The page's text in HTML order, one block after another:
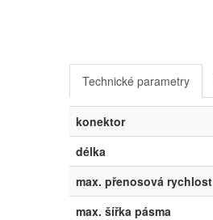
Technické parametry
konektor
délka
max. přenosová rychlost
max. šířka pásma